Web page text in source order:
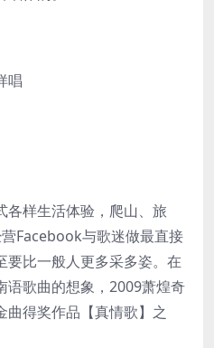
唱
各样生活体验，爬山、旅
Facebook与歌迷做最直接
要比一般人更多采多姿。在
语歌曲的想象，2009萧煌奇
曲得奖作品【真情歌】之